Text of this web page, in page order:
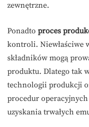
zewnętrzne.
Ponadto proces
kontroli. Niewłaściwe
składników mogą
produktu. Dlatego tak
technologii produkcji
procedur
uzyskania trwałych